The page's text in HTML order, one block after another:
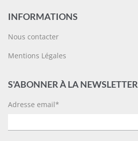
INFORMATIONS
Nous contacter
Mentions Légales
S'ABONNER À LA NEWSLETTER
Adresse email*